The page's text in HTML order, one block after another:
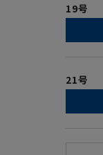
19号
21号